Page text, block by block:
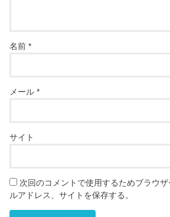
名前*
メール*
サイト
次回のコメントで使用するためブラウ
ルアドレス、サイトを保存する。